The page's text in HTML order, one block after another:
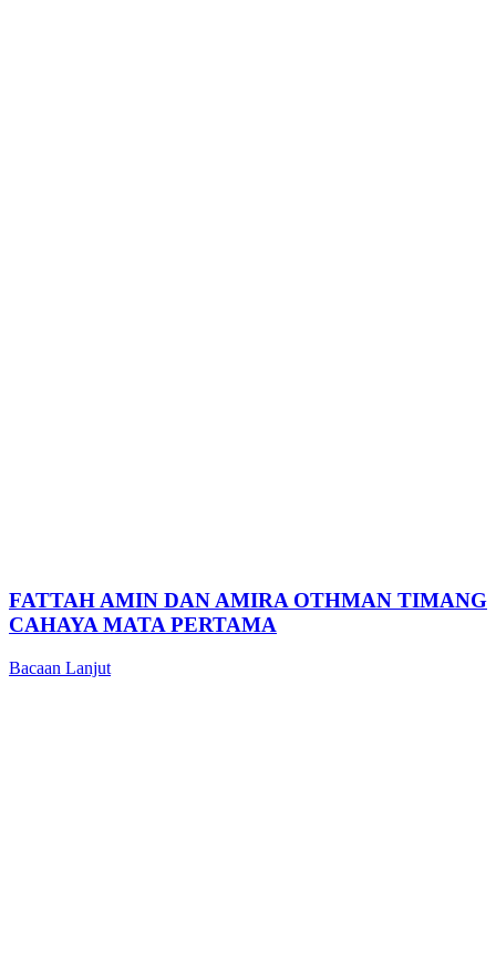
FATTAH AMIN DAN AMIRA OTHMAN TIMANG
CAHAYA MATA PERTAMA
Bacaan Lanjut